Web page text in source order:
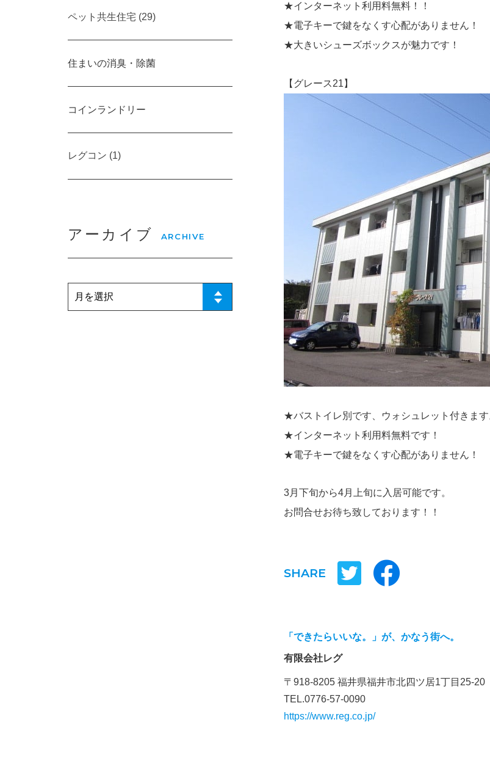
★インターネット利用料無料！！
★電子キーで鍵をなくす心配がありません！
★大きいシューズボックスが魅力です！
【グレース21】
★バストイレ別です、ウォシュレット付きます
★インターネット利用料無料です！
★電子キーで鍵をなくす心配がありません！
3月下旬から4月上旬に入居可能です。
お問合せお待ち致しております！！
SHARE
「できたらいいな。」が、かなう街へ。
有限会社レグ
〒918-8205 福井県福井市北四ツ居1丁目25-20
TEL.0776-57-0090
https://www.reg.co.jp/
ペット共生住宅 (29)
住まいの消臭・除菌
コインランドリー
レグコン (1)
アーカイブ ARCHIVE